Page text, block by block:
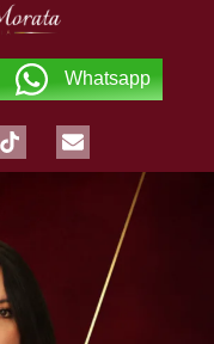
Whatsapp